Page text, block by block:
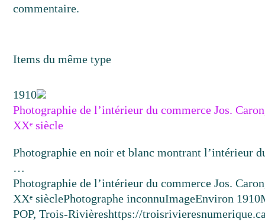
commentaire.
Items du même type
1910
Photographie de l’intérieur du commerce Jos.
XXᵉ siècle
Photographie en noir et blanc montrant l’intérieur
…
Photographie de l’intérieur du commerce Jos.
XXᵉ sièclePhotographe inconnuImageEnviron 1910
POP, Trois-Rivièreshttps://